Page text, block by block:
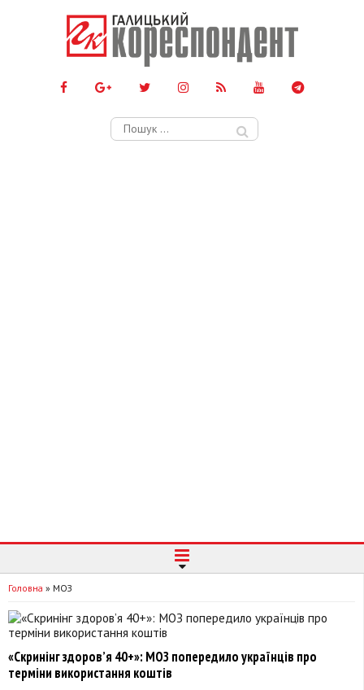
Пошук:
Головна » МОЗ
«Скринінг здоров’я 40+»: МОЗ попередило українців про
терміни використання коштів